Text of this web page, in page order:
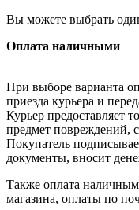
Вы можете выбрать
Оплата наличными
При выборе варианта
приезда курьера и
Курьер предоставляет
предмет повреждений,
Покупатель
документы, вносит
Также оплата
магазина, оплаты по